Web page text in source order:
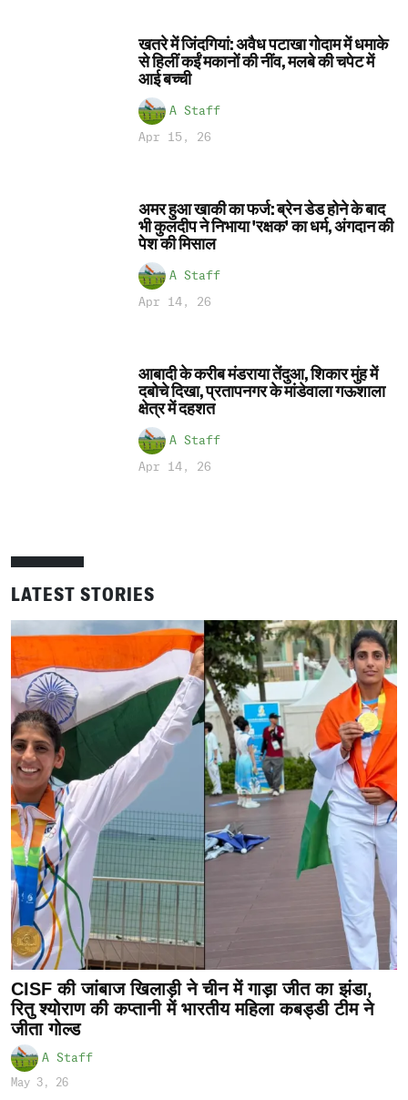
खतरे में जिंदगियां: अवैध पटाखा गोदाम में धमाके
से हिलीं कईं मकानों की नींव, मलबे की चपेट में
आई बच्ची
A Staff
Apr 15, 26
अमर हुआ खाकी का फर्ज: ब्रेन डेड होने के बाद
भी कुलदीप ने निभाया 'रक्षक' का धर्म, अंगदान की
पेश की मिसाल
A Staff
Apr 14, 26
आबादी के करीब मंडराया तेंदुआ, शिकार मुंह में
दबोचे दिखा, प्रतापनगर के मांडेवाला गऊशाला
क्षेत्र में दहशत
A Staff
Apr 14, 26
LATEST STORIES
CISF की जांबाज खिलाड़ी ने चीन में गाड़ा जीत का झंडा,
रितु श्योराण की कप्तानी में भारतीय महिला कबड्डी टीम ने
जीता गोल्ड
A Staff
May 3, 26